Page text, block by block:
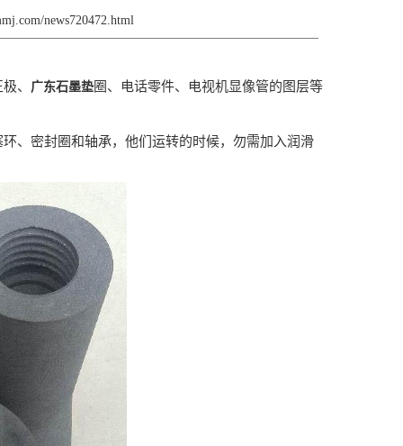
news720472.html
、 广东石墨垫圈、电话零件、电视机显像管的图层等
、密封圈和轴承，他们运转的时候，勿需加入润滑